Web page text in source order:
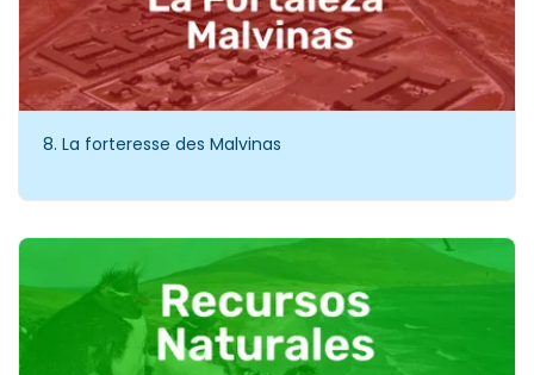
8. La forteresse des Malvinas